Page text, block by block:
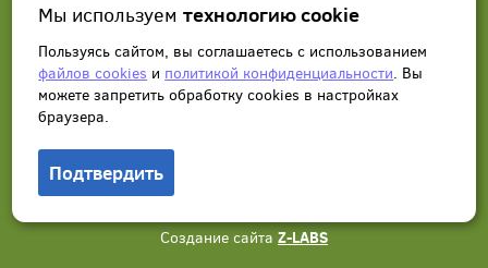
Написать нам Заказать звонок
Создание сайта Z-LABS
Мы используемтехнологию cookie
Пользуясь сайтом, вы соглашаетесь с использованием
файлов cookies и политикой конфиденциальности. Вы
можете запретить обработку сookies в настройках
браузера.
Подтвердить